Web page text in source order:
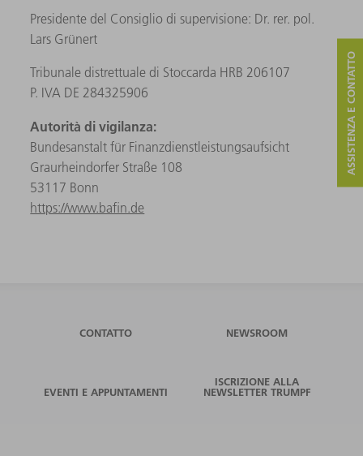
Presidente del Consiglio di supervisione: Dr. rer. pol.
Lars Grünert
Tribunale distrettuale di Stoccarda HRB 206107
P. IVA DE 284325906
Autorità di vigilanza:
Bundesanstalt für Finanzdienstleistungsaufsicht
Graurheindorfer Straße 108
53117 Bonn
https://www.bafin.de
ASSISTENZA E CONTATTO
CONTATTO NEWSROOM
EVENTI E APPUNTAMENTI
ISCRIZIONE ALLA
NEWSLETTER TRUMPF